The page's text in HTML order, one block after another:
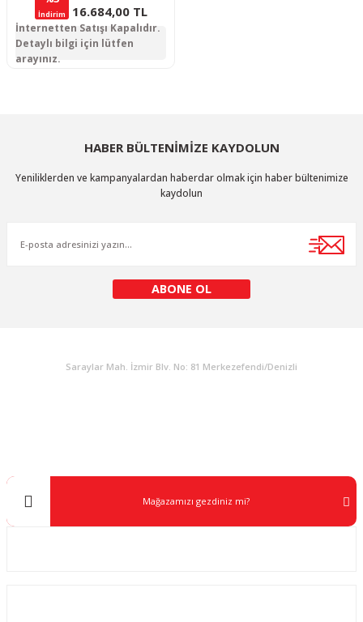
İndirim 16.684,00 TL
İnternetten Satışı Kapalıdır.
Detaylı bilgi için lütfen
arayınız.
HABER BÜLTENİMİZE KAYDOLUN
Yeniliklerden ve kampanyalardan haberdar olmak için haber bültenimize
kaydolun
ABONE OL
Saraylar Mah. İzmir Blv. No: 81 Merkezefendi/Denizli
Mağazamızı gezdiniz mi?